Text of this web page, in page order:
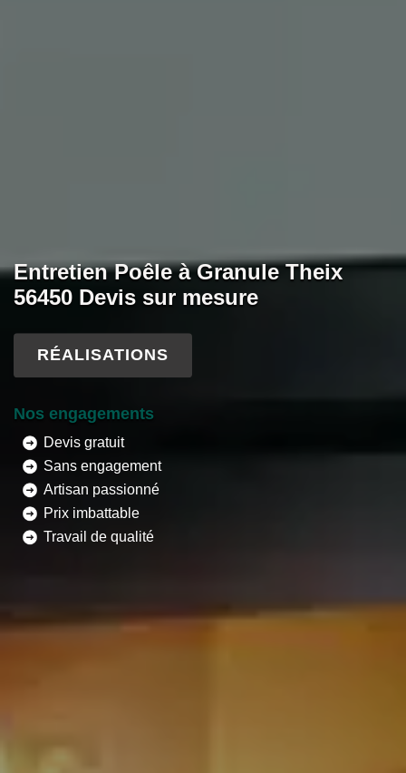
Entretien Poêle à Granule Theix
56450 Devis sur mesure
RÉALISATIONS
Nos engagements
Devis gratuit
Sans engagement
Artisan passionné
Prix imbattable
Travail de qualité